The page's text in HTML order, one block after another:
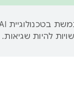
להיות שגיאות.